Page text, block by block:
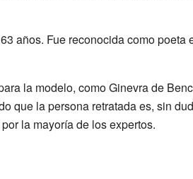
años. Fue reconocida como poeta
la modelo, como Ginevra de
que la persona retratada es, sin
la mayoría de los expertos.